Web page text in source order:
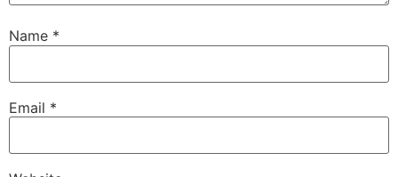
Name *
Email *